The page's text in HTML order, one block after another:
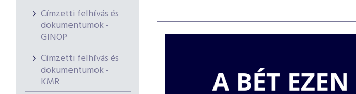
Címzetti felhívás és
dokumentumok -
GINOP
Címzetti felhívás és
dokumentumok -
KMR